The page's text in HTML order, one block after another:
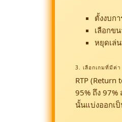
ตั้งงบก
เลือกข
หยุดเล่
3. เลือกเกมที่มีค่า
RTP (Return
95% ถึง
นั้นแบ่งออกเ